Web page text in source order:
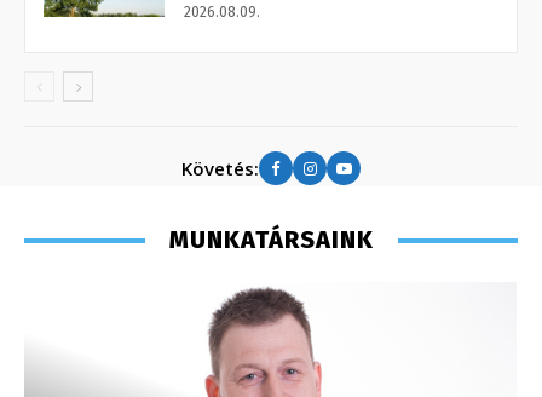
2026.08.09.
Követés:
MUNKATÁRSAINK